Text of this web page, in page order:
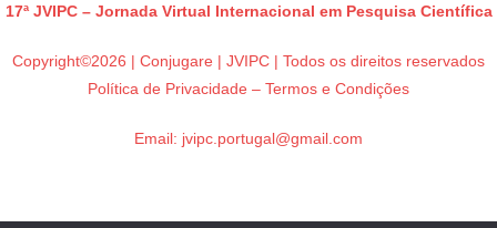
17ª JVIPC – Jornada Virtual Internacional em Pesquisa Científica
Copyright©2026 | Conjugare | JVIPC | Todos os direitos reservados
Política de Privacidade – Termos e Condições
Email: jvipc.portugal@gmail.com